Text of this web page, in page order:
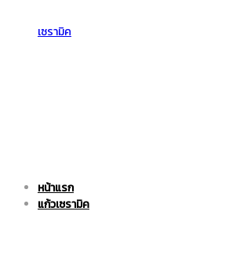
ราคา
เซรามิค
หน้าแรก
แก้วเซรามิค